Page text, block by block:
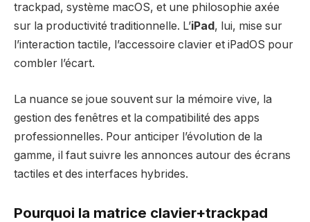
trackpad, système macOS, et une philosophie axée
sur la productivité traditionnelle. L’iPad , lui, mise sur
l’interaction tactile, l’accessoire clavier et iPadOS pour
combler l’écart.
La nuance se joue souvent sur la mémoire vive, la
gestion des fenêtres et la compatibilité des apps
professionnelles. Pour anticiper l’évolution de la
gamme, il faut suivre les annonces autour des écrans
tactiles et des interfaces hybrides.
Pourquoi la matrice clavier+trackpad